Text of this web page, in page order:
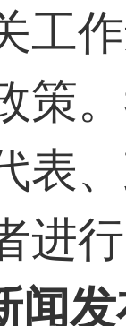
工
策
表
进
闻